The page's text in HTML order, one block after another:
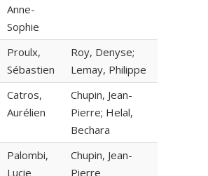
Anne-
Sophie
Proulx,
Sébastien
Roy, Denyse;
Lemay, Philippe
Catros,
Aurélien
Chupin, Jean-
Pierre; Helal,
Bechara
Palombi,
Lucie
Chupin, Jean-
Pierre